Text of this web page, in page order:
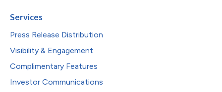
Services
Press Release Distribution
Visibility & Engagement
Complimentary Features
Investor Communications